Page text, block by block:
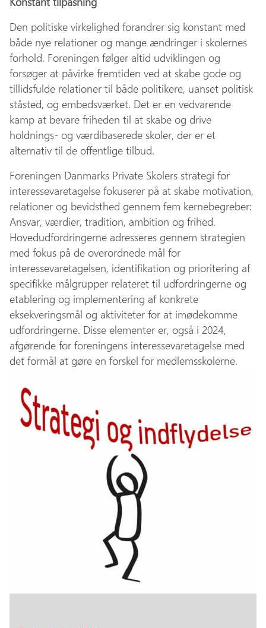
Den politiske virkelighed forandrer sig konstant med
både nye relationer og mange ændringer i skolernes
forhold. Foreningen følger altid udviklingen og
forsøger at påvirke fremtiden ved at skabe gode og
tillidsfulde relationer til både politikere, uanset politisk
ståsted, og embedsværket. Det er en vedvarende
kamp at bevare friheden til at skabe og drive
holdnings- og værdibaserede skoler, der er et
alternativ til de offentlige tilbud.
Foreningen Danmarks Private Skolers strategi for
interessevaretagelse fokuserer på at skabe motivation,
relationer og bevidsthed gennem fem kernebegreber:
Ansvar, værdier, tradition, ambition og frihed.
Hovedudfordringerne adresseres gennem strategien
med fokus på de overordnede mål for
interessevaretagelsen, identifikation og prioritering af
specifikke målgrupper relateret til udfordringerne og
etablering og implementering af konkrete
eksekveringsmål og aktiviteter for at imødekomme
udfordringerne. Disse elementer er, også i 2024,
afgørende for foreningens interessevaretagelse med
det formål at gøre en forskel for medlemsskolerne.